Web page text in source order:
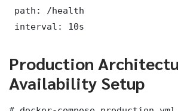
path: /health
interval: 10s
Production
Availability Setup